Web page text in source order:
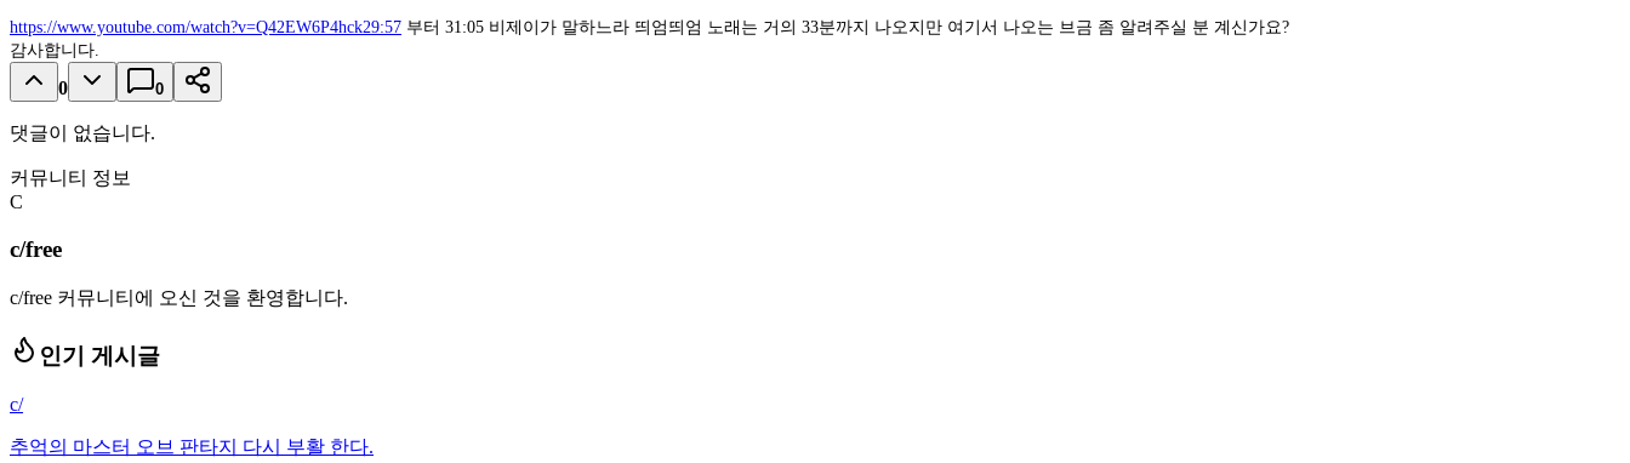
https://www.youtube.com/watch?v=Q42EW6P4hck29:57 부터 31:05 비제이가 말하느라 띄엄띄엄 노래는 거의 33분까지 나오지만 여기서 나오는 브금 좀 알려주실 분 계신가요?
감사합니다.
0 0
댓글이 없습니다.
커뮤니티 정보
C
c/free
c/free 커뮤니티에 오신 것을 환영합니다.
인기 게시글
c/
추억의 마스터 오브 판타지 다시 부활 한다.